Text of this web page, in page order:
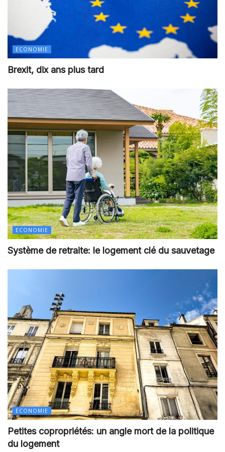
ECONOMIE
Brexit, dix ans plus tard
ECONOMIE
Système de retraite: le logement clé du sauvetage
ECONOMIE
Petites copropriétés: un angle mort de la politique
du logement